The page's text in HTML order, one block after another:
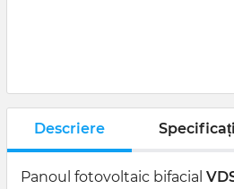
Descriere
Panoul fotovoltaic bifacial